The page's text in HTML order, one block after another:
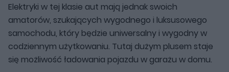
Elektryki w tej klasie aut mają jednak swoich
amatorów, szukających wygodnego i luksusowego
samochodu, który będzie uniwersalny i wygodny w
codziennym użytkowaniu. Tutaj dużym plusem staje
się możliwość ładowania pojazdu w garażu w domu.